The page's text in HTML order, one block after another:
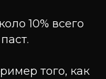
10% всего
того, как